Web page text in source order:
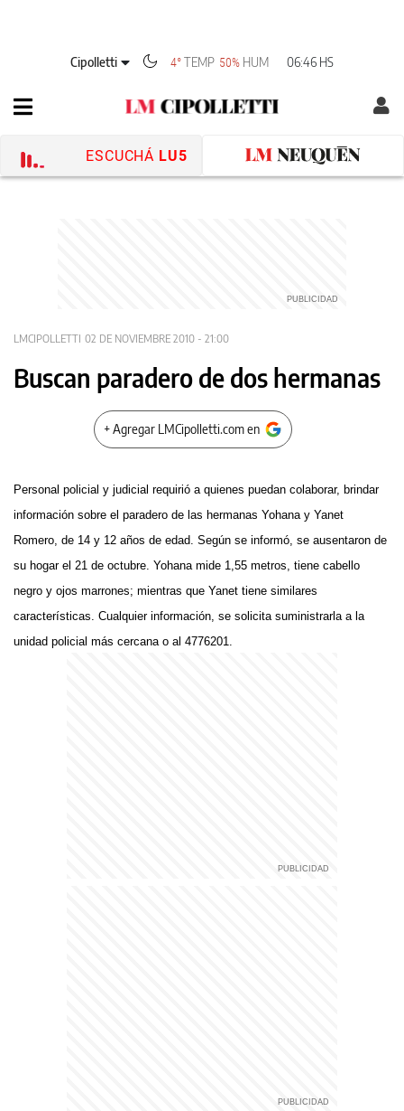
Cipolletti 4°TEMP 50% HUM 06:46 HS
ESCUCHÁ LU5
LMCIPOLLETTI 02 DE NOVIEMBRE 2010 - 21:00
Buscan paradero de dos hermanas
+ Agregar LMCipolletti.com en
Personal policial y judicial requirió a quienes puedan colaborar, brindar
información sobre el paradero de las hermanas Yohana y Yanet
Romero, de 14 y 12 años de edad. Según se informó, se ausentaron de
su hogar el 21 de octubre. Yohana mide 1,55 metros, tiene cabello
negro y ojos marrones; mientras que Yanet tiene similares
características. Cualquier información, se solicita suministrarla a la
unidad policial más cercana o al 4776201.